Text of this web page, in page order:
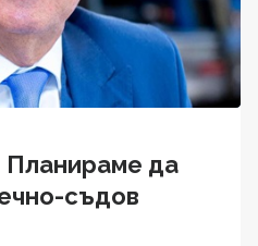
да
съдов